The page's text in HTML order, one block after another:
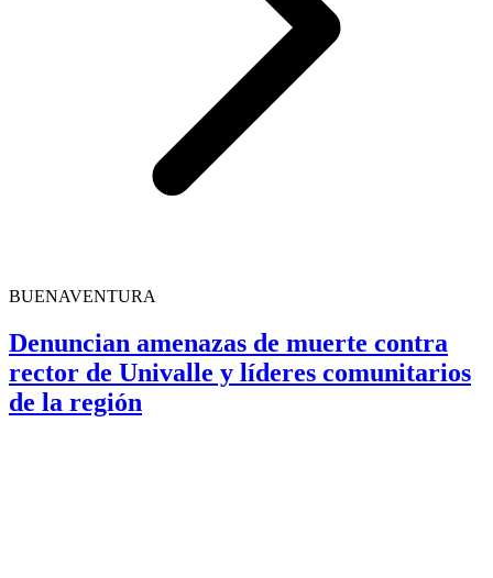
BUENAVENTURA
Denuncian amenazas de muerte contra
rector de Univalle y líderes comunitarios
de la región